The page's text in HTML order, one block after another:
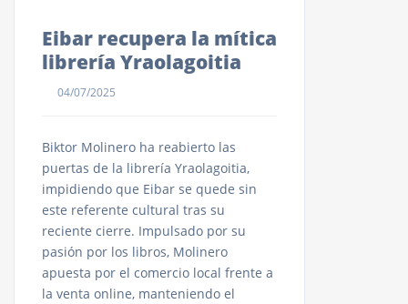
Eibar recupera la mítica
librería Yraolagoitia
04/07/2025
Biktor Molinero ha reabierto las
puertas de la librería Yraolagoitia,
impidiendo que Eibar se quede sin
este referente cultural tras su
reciente cierre. Impulsado por su
pasión por los libros, Molinero
apuesta por el comercio local frente a
la venta online, manteniendo el